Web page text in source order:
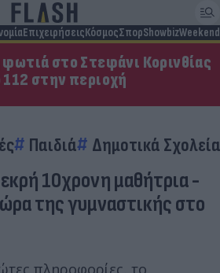
ΕπιχειρήσειςΚόσμοςΣπορShowbizWeekend
φωτιά στο Στεφάνι Κορινθίας
στην περιοχή
Παιδιά Δημοτικά Σχολεία
10χρονη μαθήτρια -
της γυμναστικής στο
πληροφορίες, το